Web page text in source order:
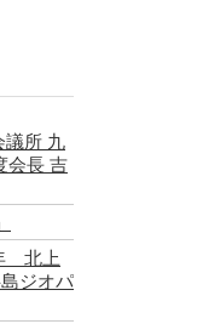
議所 九
会長 吉
北上
ジオパ